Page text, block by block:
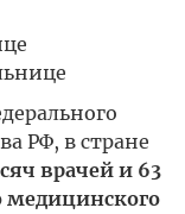
РФ, в стране
врачей и 63
медицинского